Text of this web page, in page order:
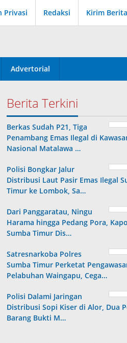
Privasi Redaksi Kirim Berita
Advertorial
Berita Terkini
Berkas Sudah P21, Tiga
Penambang Emas Ilegal di
Nasional Matalawa …
Polisi Bongkar Jalur
Distribusi Laut Pasir Emas Ilegal
Timur ke Lombok, Sa…
Dari Panggaratau, Ningu
Harama hingga Pedang Pora,
Sumba Timur Dis…
Satresnarkoba Polres
Sumba Timur Perketat
Pelabuhan Waingapu, Cega…
Polisi Dalami Jaringan
Distribusi Sopi Kiser di Alor, Dua
Barang Bukti M…